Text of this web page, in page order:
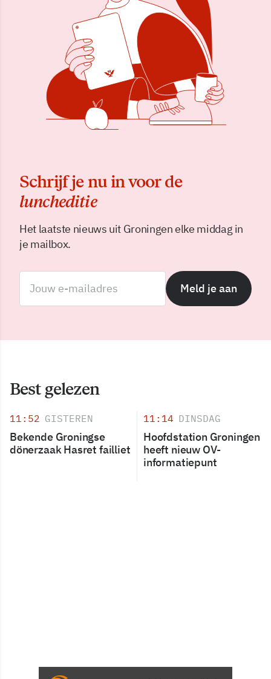
Schrijf je nu in voor de
luncheditie
Het laatste nieuws uit Groningen elke middag in
je mailbox.
Meld je aan
Best gelezen
11:52 GISTEREN
Bekende Groningse
dönerzaak Hasret failliet
11:14 DINSDAG
Hoofdstation Groningen
heeft nieuw OV-
informatiepunt